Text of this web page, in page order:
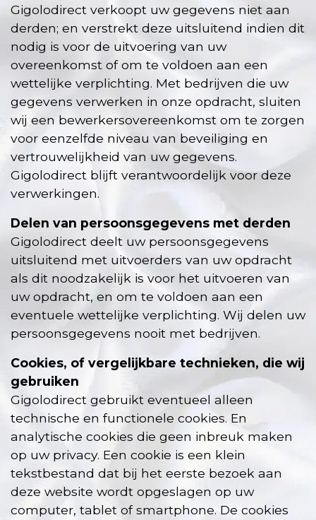
Gigolodirect verkoopt uw gegevens niet aan
derden; en verstrekt deze uitsluitend indien dit
nodig is voor de uitvoering van uw
overeenkomst of om te voldoen aan een
wettelijke verplichting. Met bedrijven die uw
gegevens verwerken in onze opdracht, sluiten
wij een bewerkersovereenkomst om te zorgen
voor eenzelfde niveau van beveiliging en
vertrouwelijkheid van uw gegevens.
Gigolodirect blijft verantwoordelijk voor deze
verwerkingen.
Delen van persoonsgegevens met derden
Gigolodirect deelt uw persoonsgegevens
uitsluitend met uitvoerders van uw opdracht
als dit noodzakelijk is voor het uitvoeren van
uw opdracht, en om te voldoen aan een
eventuele wettelijke verplichting. Wij delen uw
persoonsgegevens nooit met bedrijven.
Cookies, of vergelijkbare technieken, die wij
gebruiken
Gigolodirect gebruikt eventueel alleen
technische en functionele cookies. En
analytische cookies die geen inbreuk maken
op uw privacy. Een cookie is een klein
tekstbestand dat bij het eerste bezoek aan
deze website wordt opgeslagen op uw
computer, tablet of smartphone. De cookies